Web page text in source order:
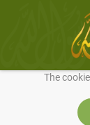
We use cookies
The